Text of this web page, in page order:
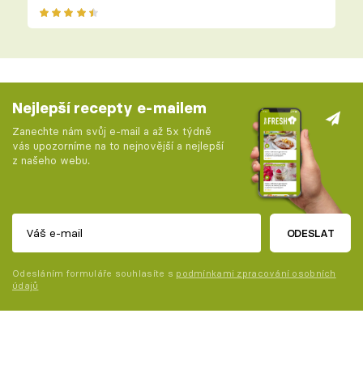
Nejlepší recepty e-mailem
Zanechte nám svůj e-mail a až 5x týdně
vás upozorníme na to nejnovější a nejlepší
z našeho webu.
ODESLAT
Odesláním formuláře souhlasíte s podmínkami zpracování osobních
údajů